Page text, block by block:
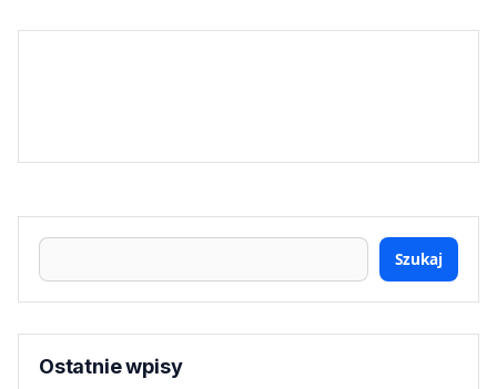
Szukaj
Ostatnie wpisy